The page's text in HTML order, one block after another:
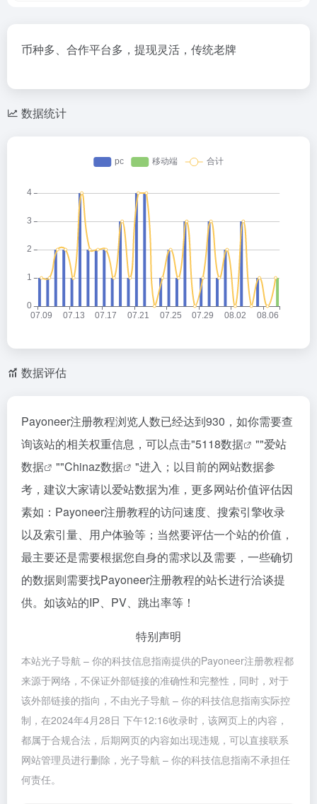
币种多、合作平台多，提现灵活，传统老牌
数据统计
数据评估
Payoneer注册教程浏览人数已经达到930，如你需要查
询该站的相关权重信息，可以点击"5118数据 ""爱站
数据
""Chinaz数据
"进入；以目前的网站数据参
考，建议大家请以爱站数据为准，更多网站价值评估因
素如：Payoneer注册教程的访问速度、搜索引擎收录
以及索引量、用户体验等；当然要评估一个站的价值，
最主要还是需要根据您自身的需求以及需要，一些确切
的数据则需要找Payoneer注册教程的站长进行洽谈提
供。如该站的IP、PV、跳出率等！
特别声明
本站光子导航 – 你的科技信息指南提供的Payoneer注册教程都
来源于网络，不保证外部链接的准确性和完整性，同时，对于
该外部链接的指向，不由光子导航 – 你的科技信息指南实际控
制，在2024年4月28日 下午12:16收录时，该网页上的内容，
都属于合规合法，后期网页的内容如出现违规，可以直接联系
网站管理员进行删除，光子导航 – 你的科技信息指南不承担任
何责任。